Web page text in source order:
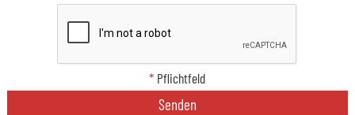
* Pflichtfeld
Senden